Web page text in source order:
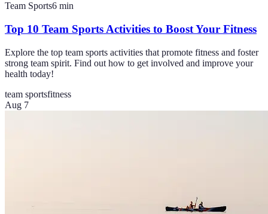
Team Sports6 min
Top 10 Team Sports Activities to Boost Your Fitness
Explore the top team sports activities that promote fitness and foster
strong team spirit. Find out how to get involved and improve your
health today!
team sportsfitness
Aug 7